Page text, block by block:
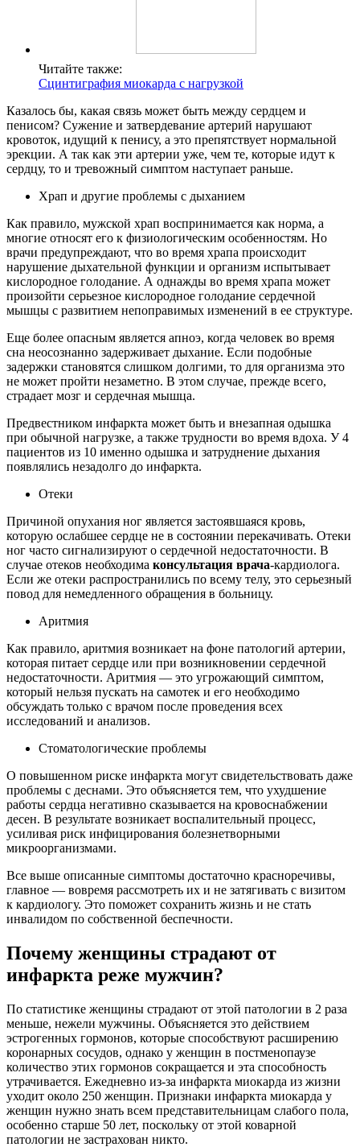
Читайте также:
Сцинтиграфия миокарда с нагрузкой
Казалось бы, какая связь может быть между сердцем и
пенисом? Сужение и затвердевание артерий нарушают
кровоток, идущий к пенису, а это препятствует нормальной
эрекции. А так как эти артерии уже, чем те, которые идут к
сердцу, то и тревожный симптом наступает раньше.
Храп и другие проблемы с дыханием
Как правило, мужской храп воспринимается как норма, а
многие относят его к физиологическим особенностям. Но
врачи предупреждают, что во время храпа происходит
нарушение дыхательной функции и организм испытывает
кислородное голодание. А однажды во время храпа может
произойти серьезное кислородное голодание сердечной
мышцы с развитием непоправимых изменений в ее структуре.
Еще более опасным является апноэ, когда человек во время
сна неосознанно задерживает дыхание. Если подобные
задержки становятся слишком долгими, то для организма это
не может пройти незаметно. В этом случае, прежде всего,
страдает мозг и сердечная мышца.
Предвестником инфаркта может быть и внезапная одышка
при обычной нагрузке, а также трудности во время вдоха. У 4
пациентов из 10 именно одышка и затруднение дыхания
появлялись незадолго до инфаркта.
Отеки
Причиной опухания ног является застоявшаяся кровь,
которую ослабшее сердце не в состоянии перекачивать. Отеки
ног часто сигнализируют о сердечной недостаточности. В
случае отеков необходима консультация врача-кардиолога.
Если же отеки распространились по всему телу, это серьезный
повод для немедленного обращения в больницу.
Аритмия
Как правило, аритмия возникает на фоне патологий артерии,
которая питает сердце или при возникновении сердечной
недостаточности. Аритмия — это угрожающий симптом,
который нельзя пускать на самотек и его необходимо
обсуждать только с врачом после проведения всех
исследований и анализов.
Стоматологические проблемы
О повышенном риске инфаркта могут свидетельствовать даже
проблемы с деснами. Это объясняется тем, что ухудшение
работы сердца негативно сказывается на кровоснабжении
десен. В результате возникает воспалительный процесс,
усиливая риск инфицирования болезнетворными
микроорганизмами.
Все выше описанные симптомы достаточно красноречивы,
главное — вовремя рассмотреть их и не затягивать с визитом
к кардиологу. Это поможет сохранить жизнь и не стать
инвалидом по собственной беспечности.
Почему женщины страдают от
инфаркта реже мужчин?
По статистике женщины страдают от этой патологии в 2 раза
меньше, нежели мужчины. Объясняется это действием
эстрогенных гормонов, которые способствуют расширению
коронарных сосудов, однако у женщин в постменопаузе
количество этих гормонов сокращается и эта способность
утрачивается. Ежедневно из-за инфаркта миокарда из жизни
уходит около 250 женщин. Признаки инфаркта миокарда у
женщин нужно знать всем представительницам слабого пола,
особенно старше 50 лет, поскольку от этой коварной
патологии не застрахован никто.